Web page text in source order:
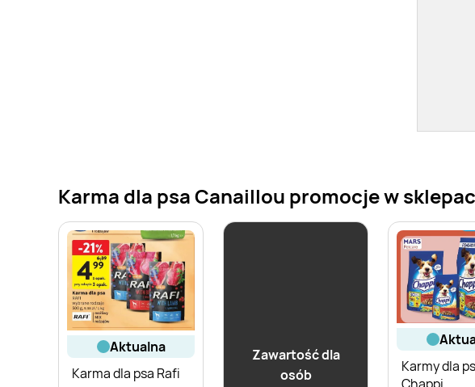
Karma dla psa Canaillou promocje w
aktualna
Karma dla psa Rafi
Zawartość dla
osób
Karmy dla